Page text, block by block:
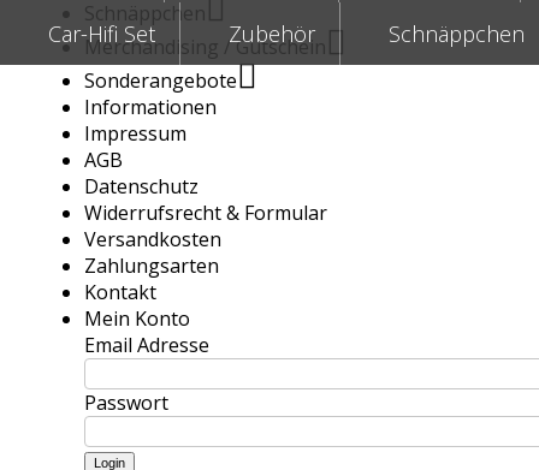
Car-Hifi Set Zubehör Schnäppchen
Schnäppchen
Merchandising / Gutschein
Sonderangebote
Informationen
Impressum
AGB
Datenschutz
Widerrufsrecht & Formular
Versandkosten
Zahlungsarten
Kontakt
Mein Konto
Email Adresse
Passwort